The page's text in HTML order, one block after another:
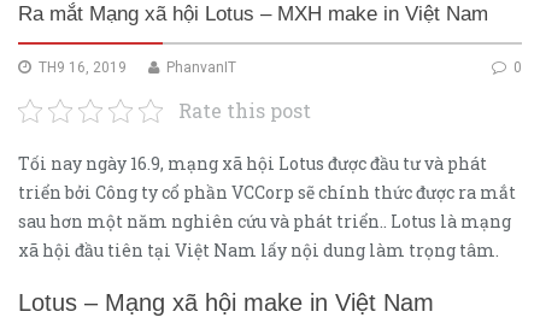
Ra mắt Mạng xã hội Lotus – MXH make in Việt Nam
TH9 16, 2019 0
PhanvanIT
Rate this post
Tối nay ngày 16.9, mạng xã hội Lotus được đầu tư và phát
triển bởi Công ty cổ phần VCCorp sẽ chính thức được ra mắt
sau hơn một năm nghiên cứu và phát triển.. Lotus là mạng
xã hội đầu tiên tại Việt Nam lấy nội dung làm trọng tâm.
Lotus – Mạng xã hội make in Việt Nam